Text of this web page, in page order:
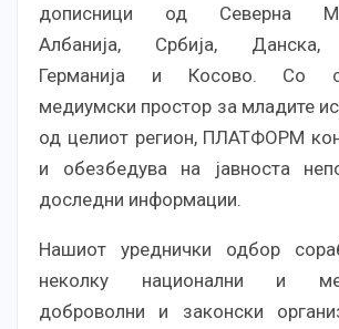
дописници од Северна
Албанија, Србија, Данска,
Германија и Косово. Со
медиумски простор за младите
од целиот регион, ПЛАТФОРМ
и обезбедува на јавноста
доследни информации.
Нашиот уреднички одбор
неколку национални и
доброволни и законски